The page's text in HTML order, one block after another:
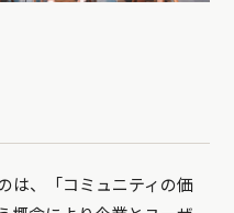
は、「コミュニティの価